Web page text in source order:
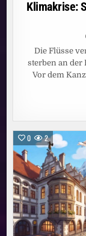
Klimakrise:
Die Flüsse
sterben an der
Vor dem
0 2